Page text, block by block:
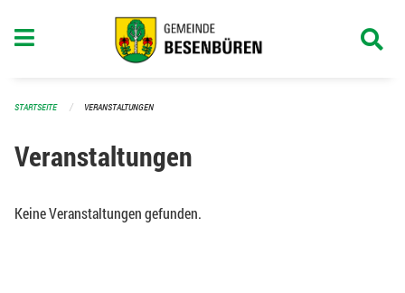
STARTSEITE VERANSTALTUNGEN
Veranstaltungen
Keine Veranstaltungen gefunden.